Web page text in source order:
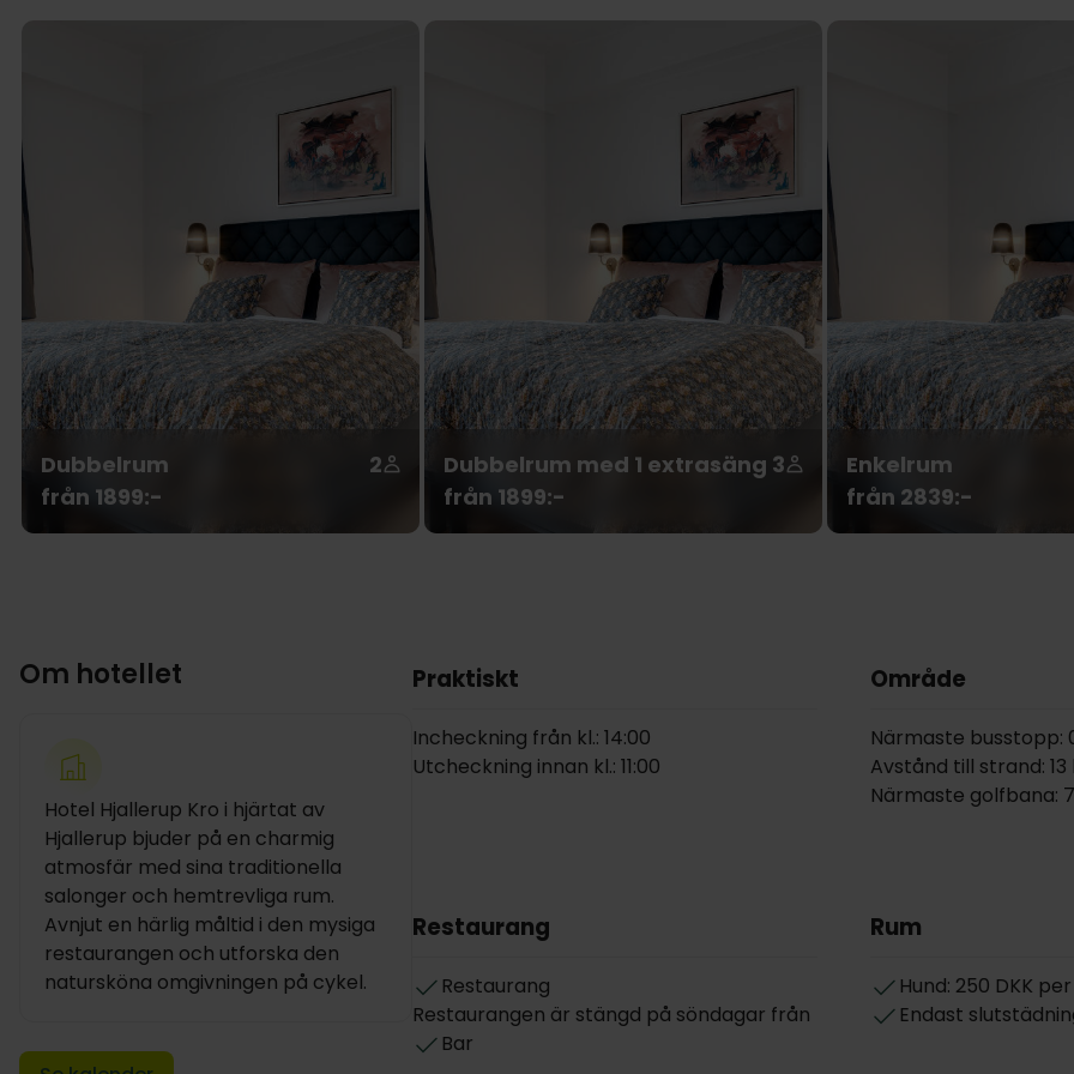
Dubbelrum
2
från 1899:-
Dubbelrum med 1 extrasäng 3
från 1899:-
Enkelrum
från 2839:-
Om hotellet
Hotel Hjallerup Kro i hjärtat av
Hjallerup bjuder på en charmig
atmosfär med sina traditionella
salonger och hemtrevliga rum.
Avnjut en härlig måltid i den mysiga
restaurangen och utforska den
natursköna omgivningen på cykel.
Praktiskt
Incheckning från kl.: 14:00
Utcheckning innan kl.: 11:00
Område
Närmaste busstopp:
Avstånd till strand: 13
Närmaste golfbana:
Restaurang
Restaurang
Restaurangen är stängd på söndagar från
Bar
Rum
Hund: 250 DKK
Endast